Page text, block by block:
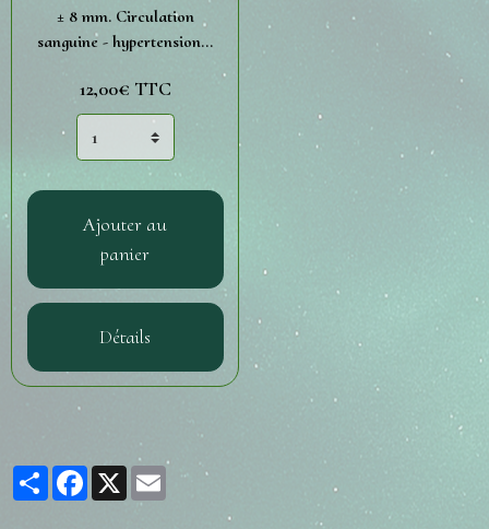
± 8 mm. Circulation
sanguine - hypertension...
12,00€ TTC
Ajouter au
panier
Détails
PartagerFacebook
X Email